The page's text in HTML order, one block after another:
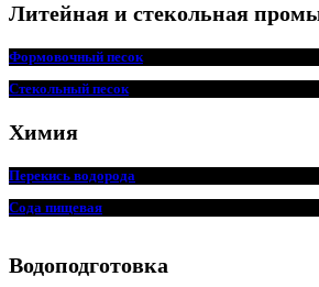
Литейная и стекольная
Формовочный песок
Стекольный песок
Химия
Перекись водорода
Сода пищевая
Водоподготовка